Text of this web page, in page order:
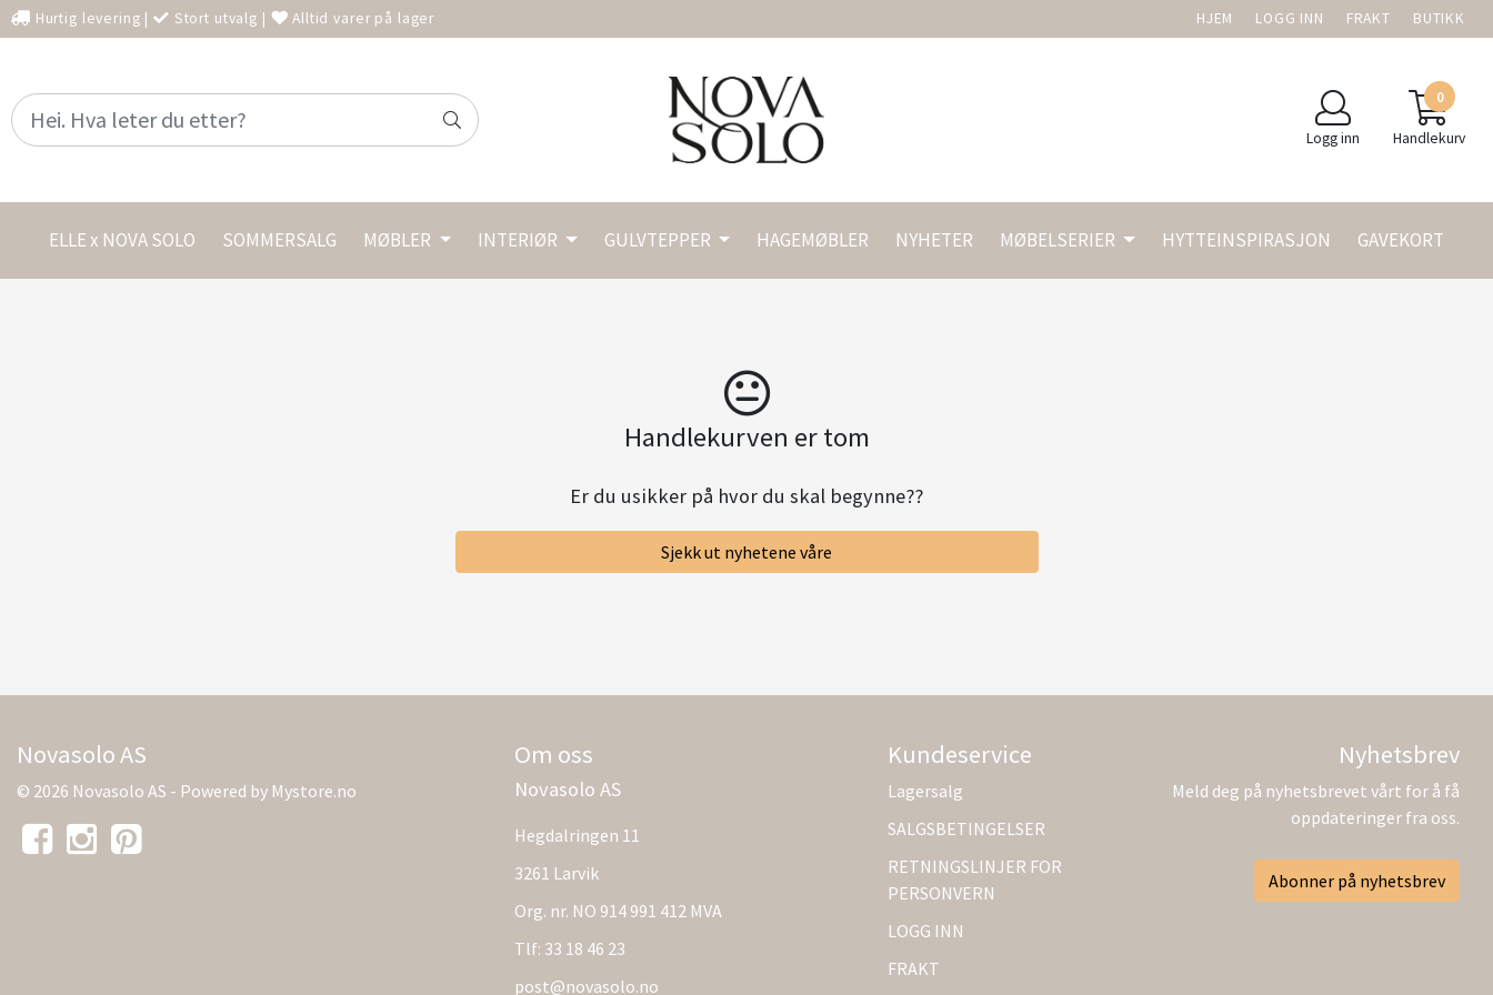
Hurtig levering | Stort utvalg | Alltid varer på lager HJEM LOGG INN FRAKT BUTIKK
Logg inn
0
Handlekurv
ELLE x NOVA SOLO SOMMERSALG MØBLER INTERIØR GULVTEPPER HAGEMØBLER NYHETER MØBELSERIER HYTTEINSPIRASJON GAVEKORT
Handlekurven er tom
Er du usikker på hvor du skal begynne??
Sjekk ut nyhetene våre
Novasolo AS
© 2026 Novasolo AS - Powered by Mystore.no
Om oss
Novasolo AS
Hegdalringen 11
3261 Larvik
Org. nr. NO 914 991 412 MVA
Tlf: 33 18 46 23
post@novasolo.no
Kundeservice
Lagersalg
SALGSBETINGELSER
RETNINGSLINJER FOR
PERSONVERN
LOGG INN
FRAKT
Nyhetsbrev
Meld deg på nyhetsbrevet vårt for å få
oppdateringer fra oss.
Abonner på nyhetsbrev